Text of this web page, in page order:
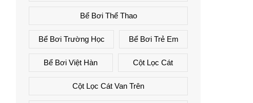
Bể Bơi Thể Thao
Bể Bơi Trường Học Bể Bơi Trẻ Em
Bể Bơi Việt Hàn Cột Lọc Cát
Cột Lọc Cát Van Trên